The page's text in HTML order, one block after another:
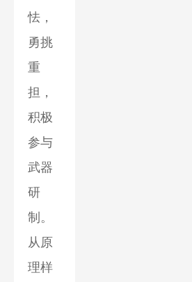
怯，
勇挑
重
担，
积极
参与
武器
研
制。
从原
理样